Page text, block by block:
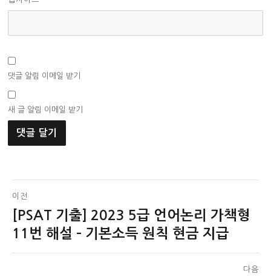
댓글 알림 이메일 받기
새 글 알림 이메일 받기
글
탐
색
이전
이
전
[PSAT 기출] 2023 5급 언어논리 가책형
11번 해설 – 기본소득 원칙 현금 지급
다음